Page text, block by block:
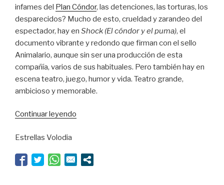
infames del Plan Cóndor, las detenciones, las torturas, los
desparecidos? Mucho de esto, crueldad y zarandeo del
espectador, hay en Shock (El cóndor y el puma), el
documento vibrante y redondo que firman con el sello
Animalario, aunque sin ser una producción de esta
compañía, varios de sus habituales. Pero también hay en
escena teatro, juego, humor y vida. Teatro grande,
ambicioso y memorable.
Continuar leyendo
Estrellas Volodia